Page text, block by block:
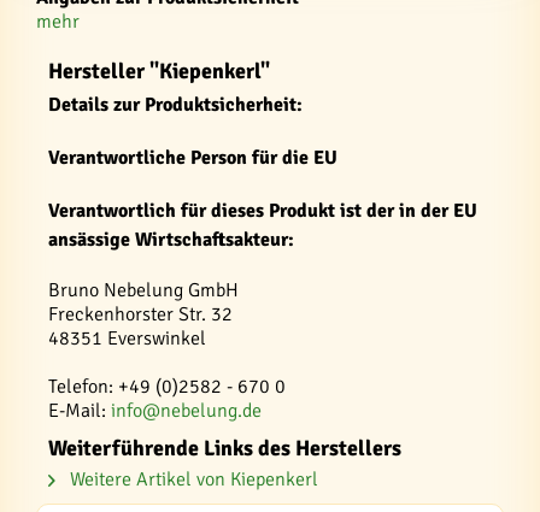
mehr
Hersteller "Kiepenkerl"
Details zur Produktsicherheit:
Verantwortliche Person für die EU
Verantwortlich für dieses Produkt ist der in der EU
ansässige Wirtschaftsakteur:
Bruno Nebelung GmbH
Freckenhorster Str. 32
48351 Everswinkel
Telefon: +49 (0)2582 - 670 0
E-Mail: info@nebelung.de
Weiterführende Links des Herstellers
Weitere Artikel von Kiepenkerl